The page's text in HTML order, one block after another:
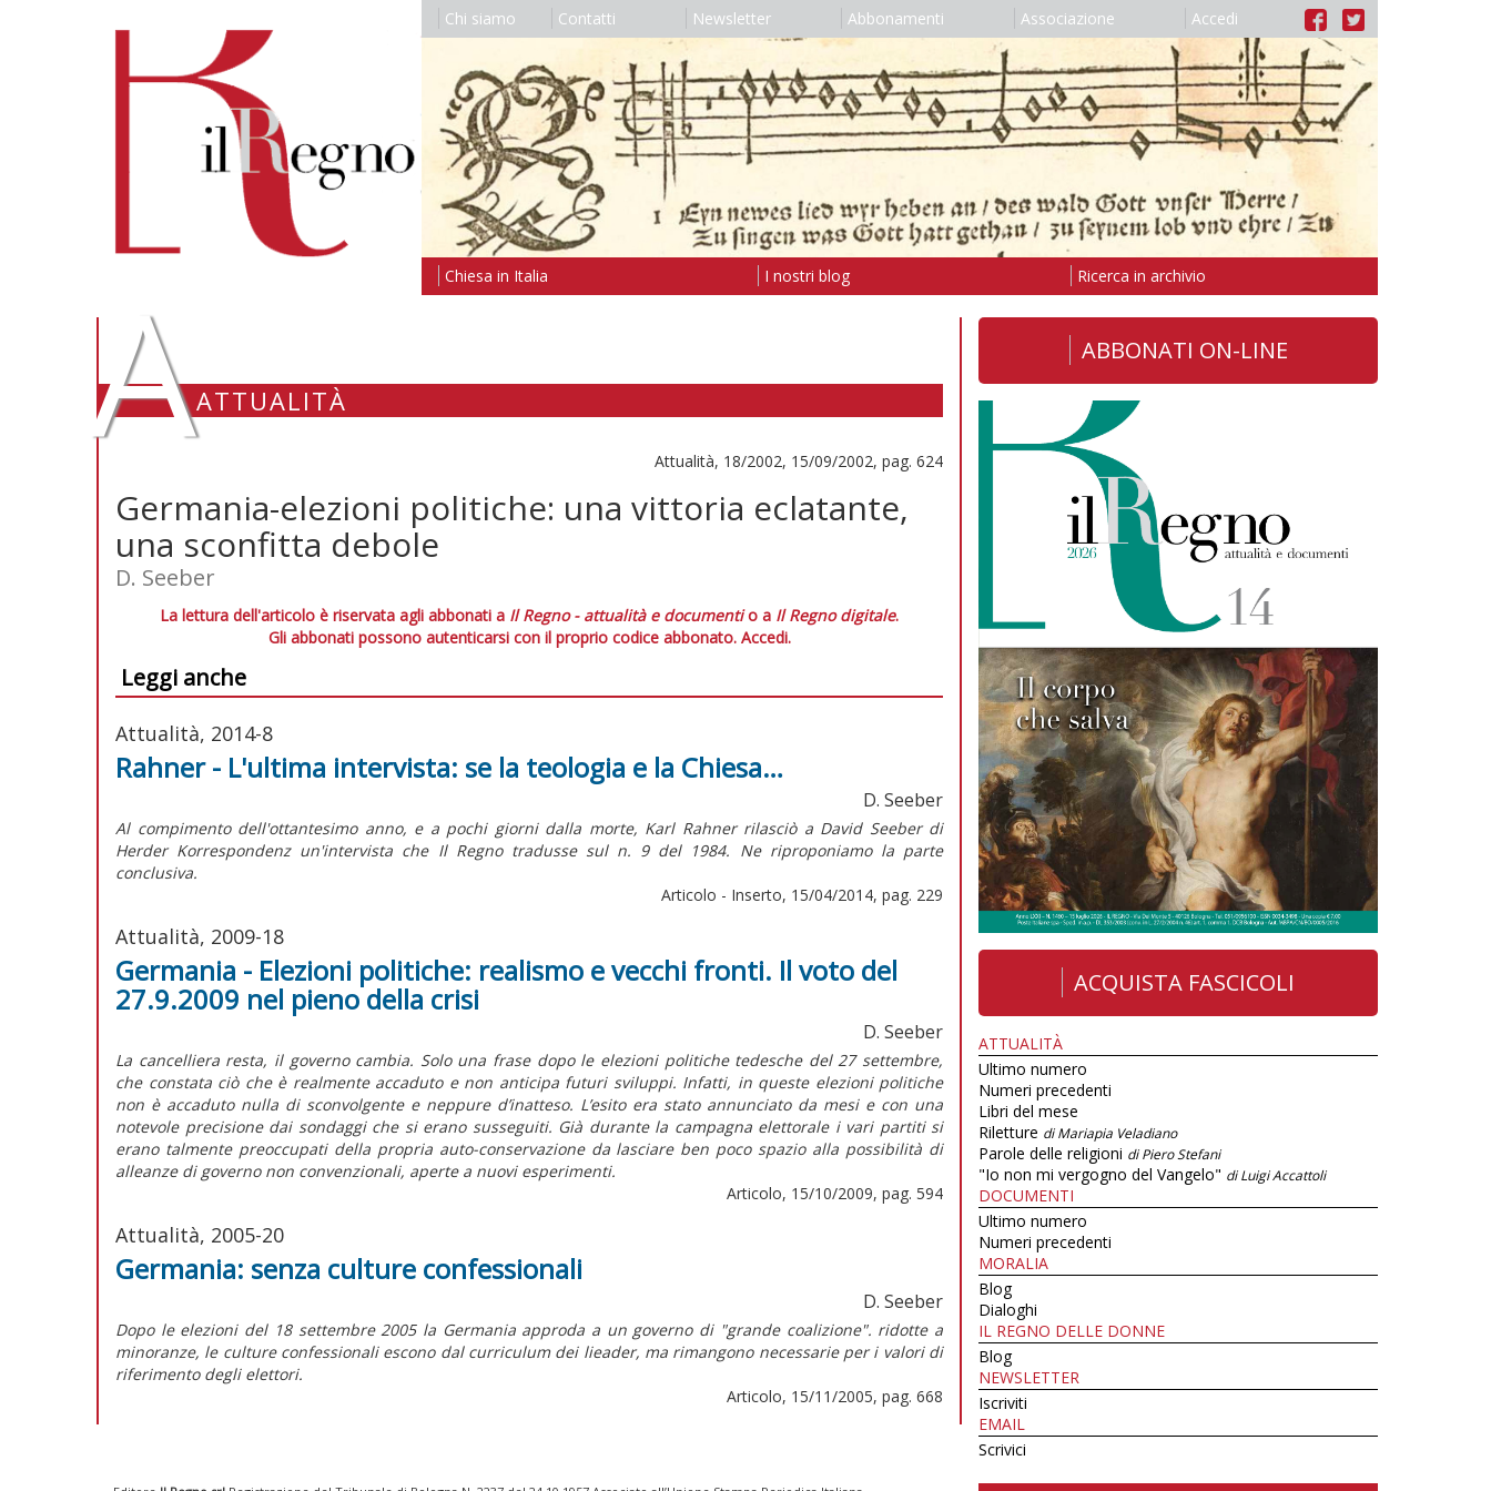
Chi siamo Contatti Newsletter Abbonamenti Associazione Accedi
Chiesa in Italia I nostri blog Ricerca in archivio
AATTUALITÀ
Attualità, 18/2002, 15/09/2002, pag. 624
Germania-elezioni politiche: una vittoria eclatante,
una sconfitta debole
D. Seeber
La lettura dell'articolo è riservata agli abbonati a Il Regno - attualità e documentio a Il Regno digitale.
Gli abbonati possono autenticarsi con il proprio codice abbonato. Accedi.
Leggi anche
Attualità, 2014-8
Rahner - L'ultima intervista: se la teologia e la Chiesa…
D. Seeber
Al compimento dell'ottantesimo anno, e a pochi giorni dalla morte, Karl Rahner rilasciò a David Seeber di
Herder Korrespondenz un'intervista che Il Regno tradusse sul n. 9 del 1984. Ne riproponiamo la parte
conclusiva.
Articolo - Inserto, 15/04/2014, pag. 229
Attualità, 2009-18
Germania - Elezioni politiche: realismo e vecchi fronti. Il voto del
27.9.2009 nel pieno della crisi
D. Seeber
La cancelliera resta, il governo cambia. Solo una frase dopo le elezioni politiche tedesche del 27 settembre,
che constata ciò che è realmente accaduto e non anticipa futuri sviluppi. Infatti, in queste elezioni politiche
non è accaduto nulla di sconvolgente e neppure d’inatteso. L’esito era stato annunciato da mesi e con una
notevole precisione dai sondaggi che si erano susseguiti. Già durante la campagna elettorale i vari partiti si
erano talmente preoccupati della propria auto-conservazione da lasciare ben poco spazio alla possibilità di
alleanze di governo non convenzionali, aperte a nuovi esperimenti.
Articolo, 15/10/2009, pag. 594
Attualità, 2005-20
Germania: senza culture confessionali
D. Seeber
Dopo le elezioni del 18 settembre 2005 la Germania approda a un governo di "grande coalizione". ridotte a
minoranze, le culture confessionali escono dal curriculum dei lieader, ma rimangono necessarie per i valori di
riferimento degli elettori.
Articolo, 15/11/2005, pag. 668
ABBONATI ON-LINE
ACQUISTA FASCICOLI
ATTUALITÀ
Ultimo numero
Numeri precedenti
Libri del mese
Riletture di Mariapia Veladiano
Parole delle religioni di Piero Stefani
"Io non mi vergogno del Vangelo" di Luigi Accattoli
DOCUMENTI
Ultimo numero
Numeri precedenti
MORALIA
Blog
Dialoghi
IL REGNO DELLE DONNE
Blog
NEWSLETTER
Iscriviti
EMAIL
Scrivici